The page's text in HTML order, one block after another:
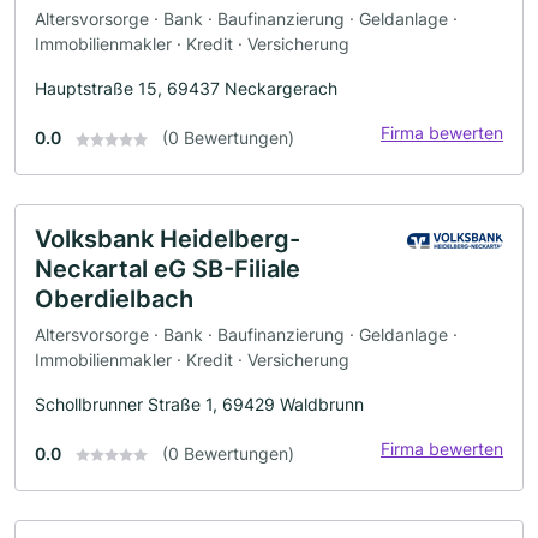
Altersvorsorge · Bank · Baufinanzierung · Geldanlage ·
Immobilienmakler · Kredit · Versicherung
Hauptstraße 15, 69437 Neckargerach
0.0 (0 Bewertungen) Firma bewerten
Volksbank Heidelberg-
Neckartal eG SB-Filiale
Oberdielbach
Altersvorsorge · Bank · Baufinanzierung · Geldanlage ·
Immobilienmakler · Kredit · Versicherung
Schollbrunner Straße 1, 69429 Waldbrunn
0.0 (0 Bewertungen) Firma bewerten